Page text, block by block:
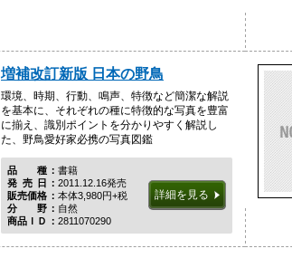
増補改訂新版 日本の野鳥
環境、時期、行動、鳴声、特徴など簡潔な解説
を基本に、それぞれの種に特徴的な写真を豊富
に揃え、識別ポイントを分かりやすく解説し
た、野鳥愛好家必携の写真図鑑
品種書籍
発売日 2011.12.16発売
販売価格
本体3,980円+税
分野自然
商品ＩＤ
2811070290
詳細を見る